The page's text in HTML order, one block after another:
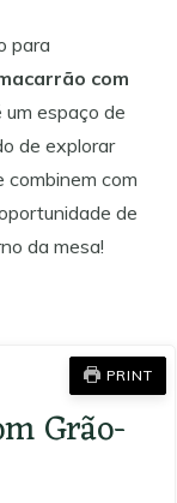
para
com
um espaço de
de explorar
com
de
da mesa!
PRINT
Grão-